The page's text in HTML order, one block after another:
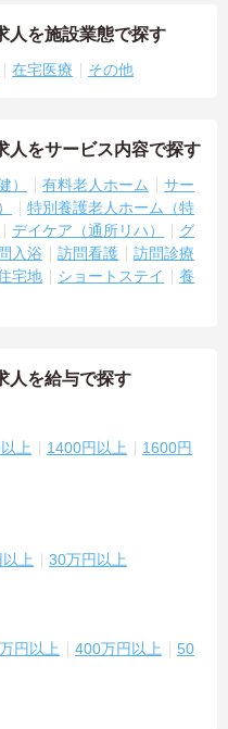
人を施設業態で探す
在宅医療 その他
人をサービス内容で探す
） 有料老人ホーム
サー
特別養護老人ホーム（特
デイケア（通所リハ）
グ
入浴 訪問看護
訪問診療
宅地 ショートステイ
養
人を給与で探す
上 1400円以上
1600円
上 30万円以上
円以上 400万円以上
50